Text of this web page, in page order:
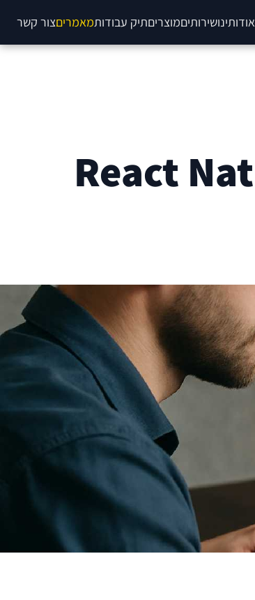
אודותינושירותיםמוצריםתיק עבודותמאמריםצור קשר